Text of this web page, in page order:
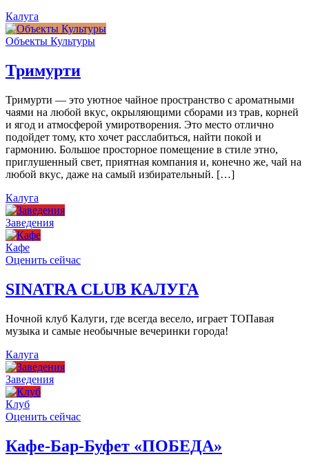
Калуга
Объекты Культуры
Тримурти
Тримурти — это уютное чайное пространство с ароматными
чаями на любой вкус, окрыляющими сборами из трав, корней
и ягод и атмосферой умиротворения. Это место отлично
подойдет тому, кто хочет расслабиться, найти покой и
гармонию. Большое просторное помещение в стиле этно,
приглушенный свет, приятная компания и, конечно же, чай на
любой вкус, даже на самый избирательный. […]
Калуга
Заведения
Кафе
Оценить сейчас
SINATRA CLUB КАЛУГА
Ночной клуб Калуги, где всегда весело, играет ТОПавая
музыка и самые необычные вечеринки города!
Калуга
Заведения
Клуб
Оценить сейчас
Кафе-Бар-Буфет «ПОБЕДА»